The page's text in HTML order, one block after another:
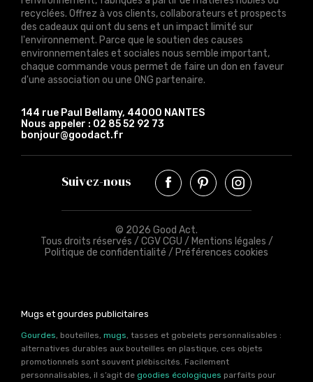
recyclées. Offrez à vos clients, collaborateurs et prospects
des cadeaux qui ont du sens et un impact limité sur
l'environnement. Parce que le soutien des causes
environnementales et sociales nous semble important,
chaque commande vous permet de faire un don en faveur
d'une association ou une ONG partenaire.
144 rue Paul Bellamy, 44000 NANTES
Nous appeler : 02 85 52 92 73
bonjour@goodact.fr
Suivez-nous
© 2026 Good Act.
Tous droits réservés / CGV CGU / Mentions légales /
Politique de confidentialité / Préférences cookies
Mugs et gourdes publicitaires
Gourdes, bouteilles, mugs, tasses et gobelets personnalisables :
alternatives durables aux bouteilles en plastique, ces objets
promotionnels sont souvent plébiscités. Facilement
personnalisables, il s’agit de goodies écologiques parfaits pour